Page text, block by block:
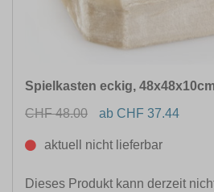
Spielkasten eckig,
CHF 48.00
ab CHF 37.44
aktuell nicht lieferbar
Dieses Produkt kann derzeit